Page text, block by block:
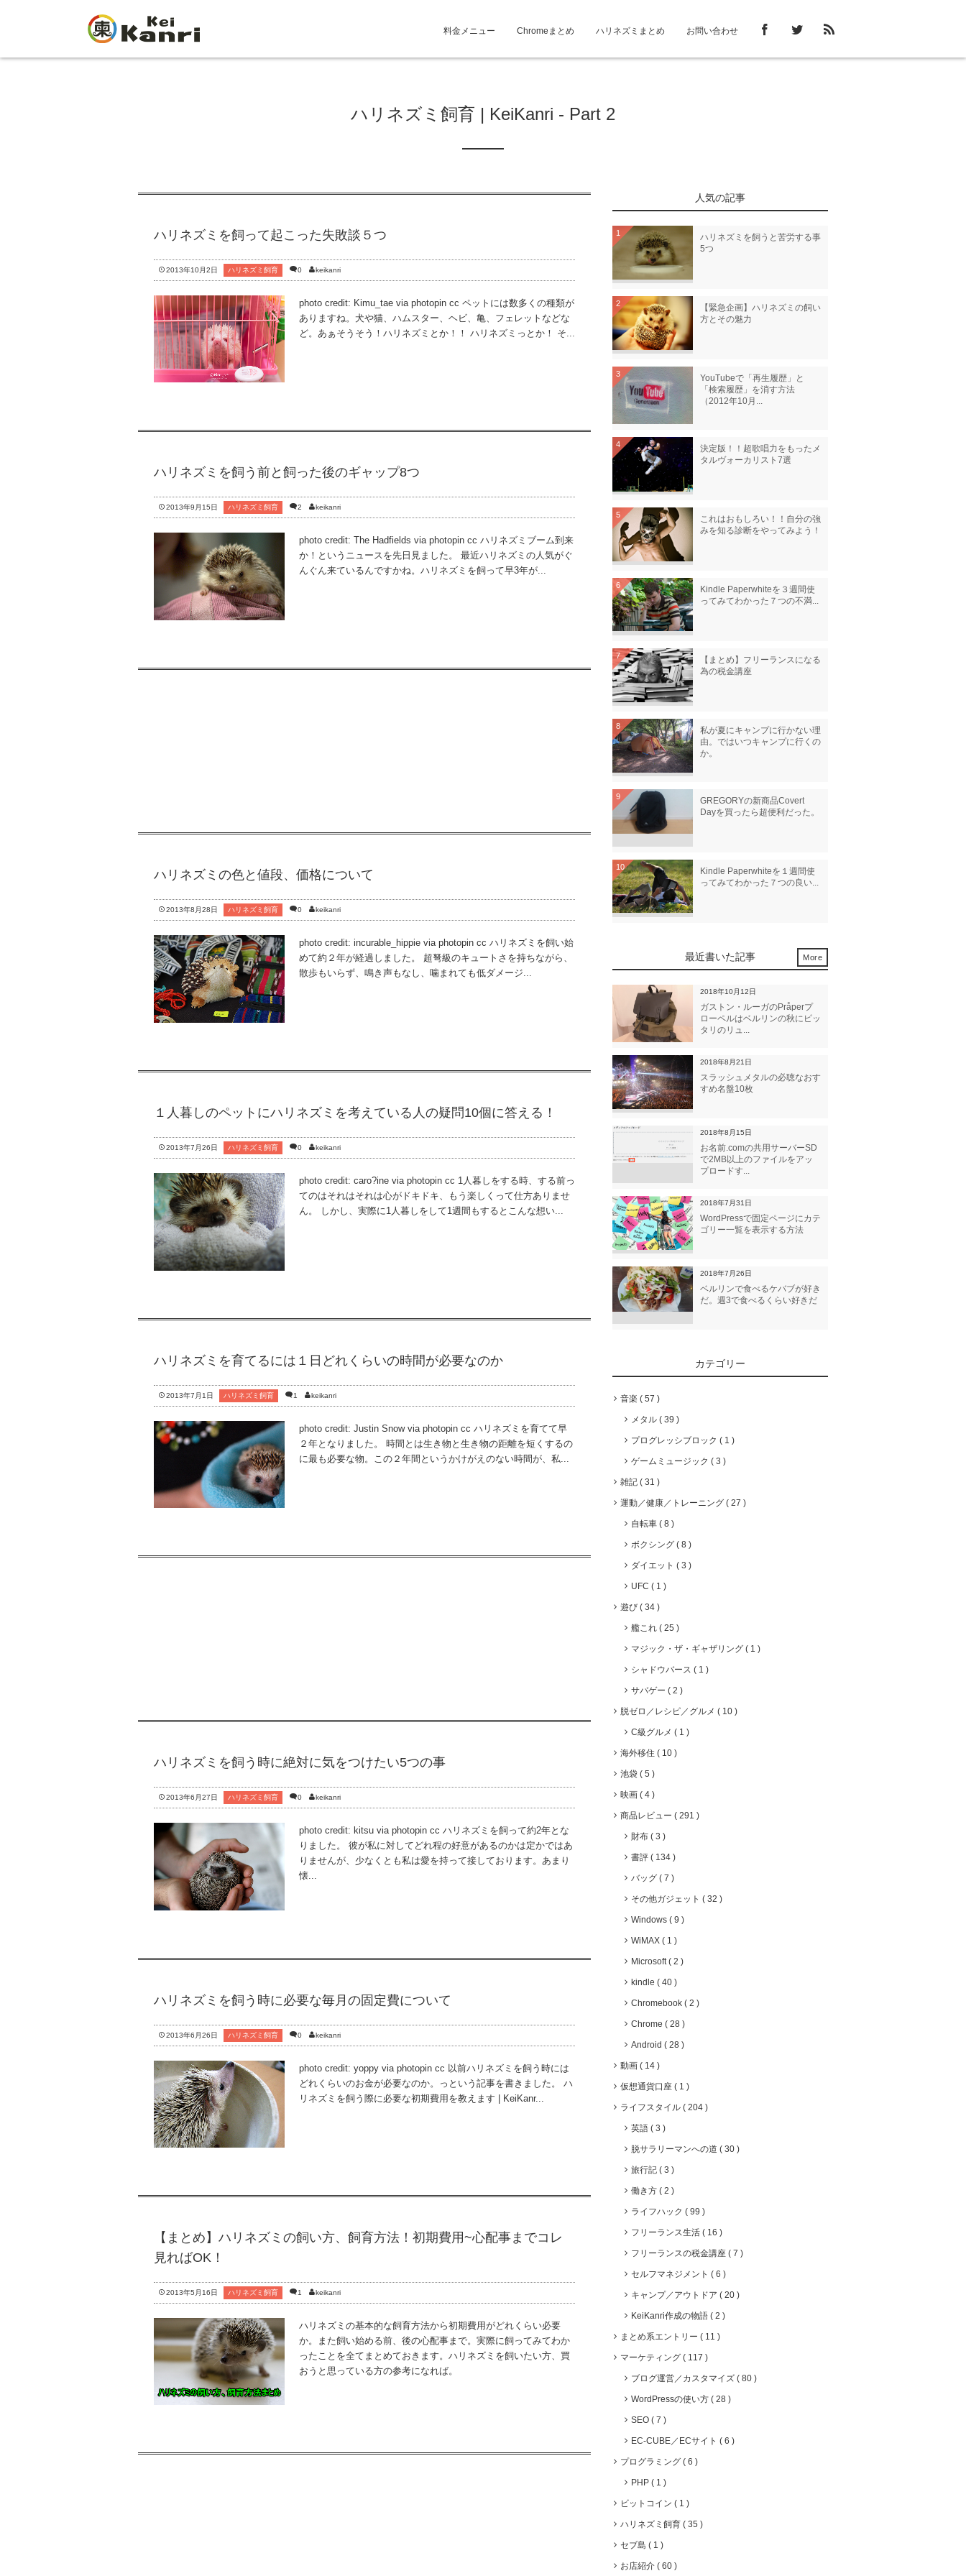
料金メニュー Chromeまとめ ハリネズミまとめ お問い合わせ
ハリネズミ飼育 | KeiKanri - Part 2
ハリネズミを飼って起こった失敗談５つ
2013年10月2日 ハリネズミ飼育 0 keikanri
photo credit: Kimu_tae via photopin cc ペットには数多くの種類が
ありますね。犬や猫、ハムスター、ヘビ、亀、フェレットなどな
ど。あぁそうそう！ハリネズミとか！！ ハリネズミっとか！ そ...
ハリネズミを飼う前と飼った後のギャップ8つ
2013年9月15日 ハリネズミ飼育 2 keikanri
photo credit: The Hadfields via photopin cc ハリネズミブーム到来
か！というニュースを先日見ました。 最近ハリネズミの人気がぐ
んぐん来ているんですかね。ハリネズミを飼って早3年が...
ハリネズミの色と値段、価格について
2013年8月28日 ハリネズミ飼育 0 keikanri
photo credit: incurable_hippie via photopin cc ハリネズミを飼い始
めて約２年が経過しました。 超弩級のキュートさを持ちながら、
散歩もいらず、鳴き声もなし、噛まれても低ダメージ...
１人暮しのペットにハリネズミを考えている人の疑問10個に答える！
2013年7月26日 ハリネズミ飼育 0 keikanri
photo credit: caro?ine via photopin cc 1人暮しをする時、する前っ
てのはそれはそれは心がドキドキ、もう楽しくって仕方ありませ
ん。 しかし、実際に1人暮しをして1週間もするとこんな想い...
ハリネズミを育てるには１日どれくらいの時間が必要なのか
2013年7月1日 ハリネズミ飼育 1 keikanri
photo credit: Justin Snow via photopin cc ハリネズミを育てて早
２年となりました。 時間とは生き物と生き物の距離を短くするの
に最も必要な物。この２年間というかけがえのない時間が、私...
ハリネズミを飼う時に絶対に気をつけたい5つの事
2013年6月27日 ハリネズミ飼育 0 keikanri
photo credit: kitsu via photopin cc ハリネズミを飼って約2年とな
りました。 彼が私に対してどれ程の好意があるのかは定かではあ
りませんが、少なくとも私は愛を持って接しております。あまり
懐...
ハリネズミを飼う時に必要な毎月の固定費について
2013年6月26日 ハリネズミ飼育 0 keikanri
photo credit: yoppy via photopin cc 以前ハリネズミを飼う時には
どれくらいのお金が必要なのか。っという記事を書きました。 ハ
リネズミを飼う際に必要な初期費用を教えます | KeiKanr...
【まとめ】ハリネズミの飼い方、飼育方法！初期費用~心配事までコレ
見ればOK！
2013年5月16日 ハリネズミ飼育 1 keikanri
ハリネズミの基本的な飼育方法から初期費用がどれくらい必要
か。また飼い始める前、後の心配事まで。実際に飼ってみてわか
ったことを全てまとめておきます。ハリネズミを飼いたい方、買
おうと思っている方の参考になれば。
人気の記事
1
ハリネズミを飼うと苦労する事
5つ
2
【緊急企画】ハリネズミの飼い
方とその魅力
3
YouTubeで「再生履歴」と
「検索履歴」を消す方法
（2012年10月...
4
決定版！！超歌唱力をもったメ
タルヴォーカリスト7選
5
これはおもしろい！！自分の強
みを知る診断をやってみよう！
6
Kindle Paperwhiteを３週間使
ってみてわかった７つの不満...
7
【まとめ】フリーランスになる
為の税金講座
8
私が夏にキャンプに行かない理
由。ではいつキャンプに行くの
か。
9
GREGORYの新商品Covert
Dayを買ったら超便利だった。
10
Kindle Paperwhiteを１週間使
ってみてわかった７つの良い...
最近書いた記事
2018年10月12日
ガストン・ルーガのPråperプ
ローペルはベルリンの秋にピッ
タリのリュ...
2018年8月21日
スラッシュメタルの必聴なおす
すめ名盤10枚
2018年8月15日
お名前.comの共用サーバーSD
で2MB以上のファイルをアッ
プロードす...
2018年7月31日
WordPressで固定ページにカテ
ゴリー一覧を表示する方法
2018年7月26日
ベルリンで食べるケバブが好き
だ。週3で食べるくらい好きだ
More
カテゴリー
音楽 57
メタル 39
プログレッシブロック 1
ゲームミュージック 3
雑記 31
運動／健康／トレーニング 27
自転車 8
ボクシング 8
ダイエット 3
UFC 1
遊び 34
艦これ 25
マジック・ザ・ギャザリング 1
シャドウバース 1
サバゲー 2
脱ゼロ／レシピ／グルメ 10
C級グルメ 1
海外移住 10
池袋 5
映画 4
商品レビュー 291
財布 3
書評 134
バッグ 7
その他ガジェット 32
Windows 9
WiMAX 1
Microsoft 2
kindle 40
Chromebook 2
Chrome 28
Android 28
動画 14
仮想通貨口座 1
ライフスタイル 204
英語 3
脱サラリーマンへの道 30
旅行記 3
働き方 2
ライフハック 99
フリーランス生活 16
フリーランスの税金講座 7
セルフマネジメント 6
キャンプ／アウトドア 20
KeiKanri作成の物語 2
まとめ系エントリー 11
マーケティング 117
ブログ運営／カスタマイズ 80
WordPressの使い方 28
SEO 7
EC-CUBE／ECサイト 6
プログラミング 6
PHP 1
ビットコイン 1
ハリネズミ飼育 35
セブ島 1
お店紹介 60